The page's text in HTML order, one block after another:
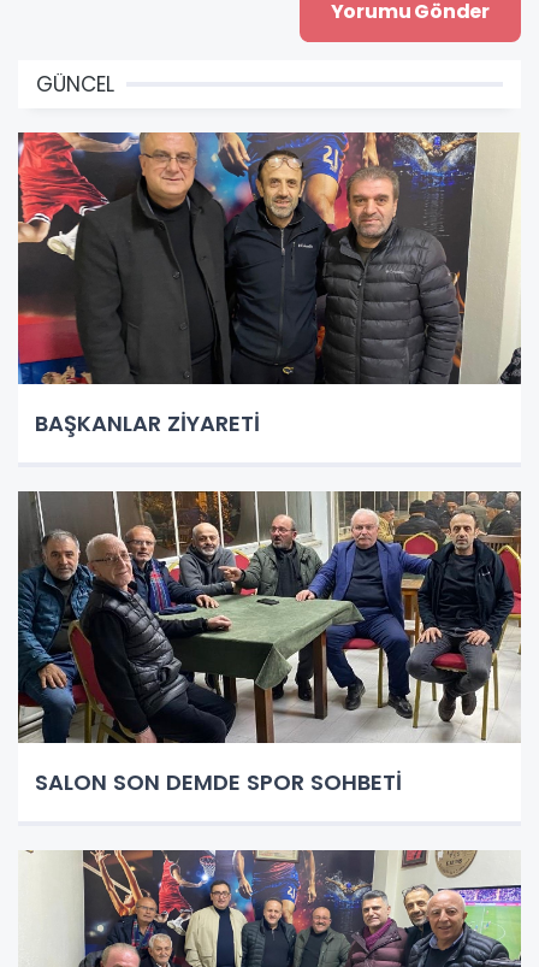
GÜNCEL
BAŞKANLAR ZİYARETİ
SALON SON DEMDE SPOR SOHBETİ